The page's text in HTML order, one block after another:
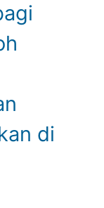
di